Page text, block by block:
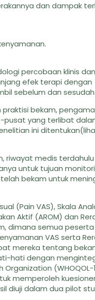
dan dampak
percobaan klinis dan
efek terapi dengan
sebelum dan
praktisi bekam,
pusat yang terlibat
ini
riwayat medis
untuk tujuan
bekam untuk
(Pain VAS), Skala
Aktif (AROM) dan
dimana semua peserta
VAS serta
mereka tentang
hati dengan
(WHOQOL-
memperoleh
diuji dalam dua pilot